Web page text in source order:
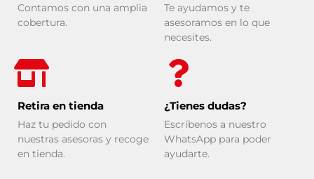
Contamos con una amplia
cobertura.
Te ayudamos y te
asesoramos en lo que
necesites.
Retira en tienda
Haz tu pedido con
nuestras asesoras y recoge
en tienda.
¿Tienes dudas?
Escríbenos a nuestro
WhatsApp para poder
ayudarte.